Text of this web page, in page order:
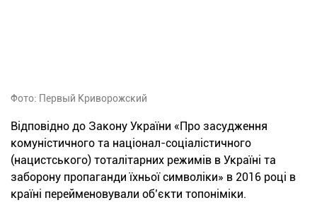
Фото: Первый Криворожский
Відповідно до Закону України «Про засудження
комуністичного та націонал-соціалістичного
(нацистського) тоталітарних режимів в Україні та
заборону пропаганди їхньої символіки» в 2016 році в
країні перейменовували об’єкти топоніміки.